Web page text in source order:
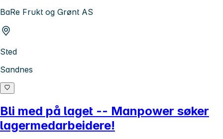
BaRe Frukt og Grønt AS
Sted
Sandnes
Bli med på laget -- Manpower søker
lagermedarbeidere!